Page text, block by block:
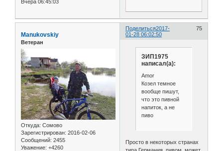
Вчера 06:45:03
Поделиться 75
2017-
01-28 06:02:50
Manukovskiy
Ветеран
Откуда: Сомово
Зарегистрирован: 2016-02-06
Сообщений: 2455
Уважение: +4260
ЗИП1975
написал(а):
Amor
Козел темное
вообще пишут,
что это пивной
напиток, а не
пиво
Просто в некоторых странах